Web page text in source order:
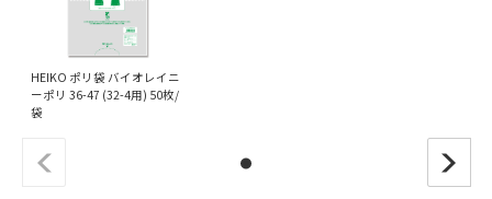
HEIKO ポリ袋 バイオレイニ
ーポリ 36-47 (32-4用) 50枚/
袋